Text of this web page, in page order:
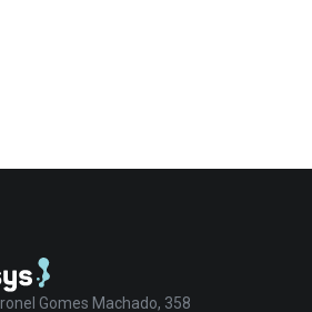
Gomes Machado, 358